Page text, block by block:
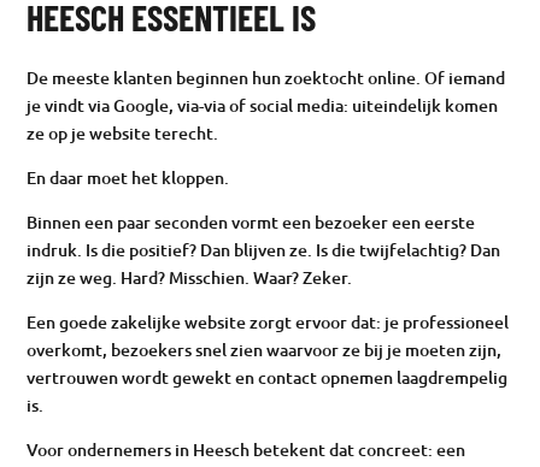
HEESCH ESSENTIEEL IS
De meeste klanten beginnen hun zoektocht online. Of iemand
je vindt via Google, via-via of social media: uiteindelijk komen
ze op je website terecht.
En daar moet het kloppen.
Binnen een paar seconden vormt een bezoeker een eerste
indruk. Is die positief? Dan blijven ze. Is die twijfelachtig? Dan
zijn ze weg. Hard? Misschien. Waar? Zeker.
Een goede zakelijke website zorgt ervoor dat: je professioneel
overkomt, bezoekers snel zien waarvoor ze bij je moeten zijn,
vertrouwen wordt gewekt en contact opnemen laagdrempelig
is.
Voor ondernemers in Heesch betekent dat concreet: een